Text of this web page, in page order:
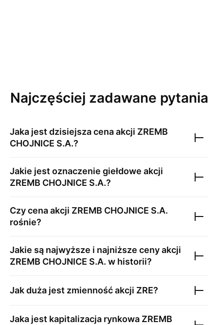
Najczęściej zadawane pytania
Jaka jest dzisiejsza cena akcji ZREMB
CHOJNICE S.A.?
Jakie jest oznaczenie giełdowe akcji
ZREMB CHOJNICE S.A.?
Czy cena akcji ZREMB CHOJNICE S.A.
rośnie?
Jakie są najwyższe i najniższe ceny akcji
ZREMB CHOJNICE S.A. w historii?
Jak duża jest zmienność akcji ZRE?
Jaka jest kapitalizacja rynkowa ZREMB